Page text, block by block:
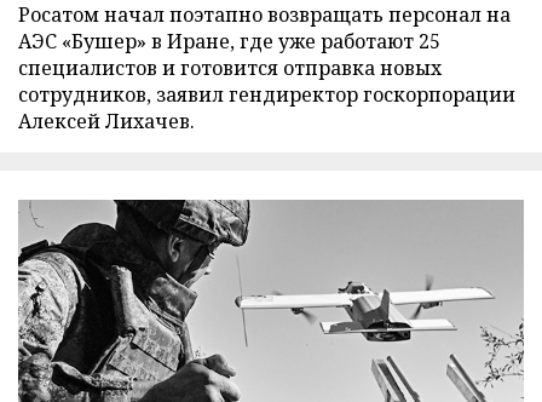
Росатом начал поэтапно возвращать персонал на
АЭС «Бушер» в Иране, где уже работают 25
специалистов и готовится отправка новых
сотрудников, заявил гендиректор госкорпорации
Алексей Лихачев.